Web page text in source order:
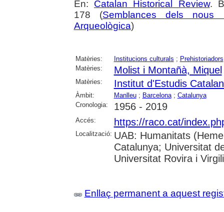
En: Catalan Historical Review.
178 (Semblances dels nous
Arqueològica)
Matèries: Institucions culturals ; Prehistoriadors
Matèries:
Molist i Montañà, Miquel
Matèries: Institut d'Estudis
Àmbit: Manlleu; Barcelona; Catalunya
Cronologia:
1956 - 2019
Accés: https://raco.cat/
Localització: UAB: Humanitats
Catalunya; Universitat
Universitat Rovira i Virgili
Enllaç permanent a aquest